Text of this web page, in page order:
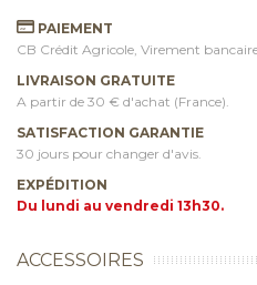
PAIEMENT
CB Crédit Agricole, Virement
LIVRAISON GRATUITE
A partir de 30 € d'achat (France).
SATISFACTION GARANTIE
30 jours pour changer d'avis.
EXPÉDITION
Du lundi au vendredi 13h30.
ACCESSOIRES